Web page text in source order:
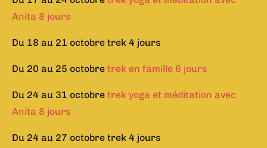
Anita 8 jours
Du 18 au 21 octobre trek 4 jours
Du 20 au 25 octobre trek en famille 6 jours
Du 24 au 31 octobre trek yoga et méditation avec
Anita 8 jours
Du 24 au 27 octobre trek 4 jours